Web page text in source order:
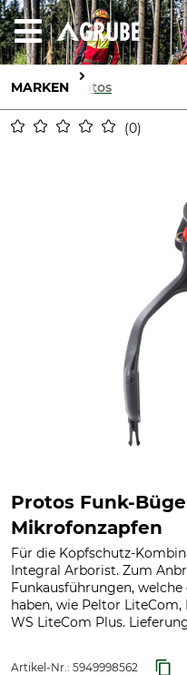
MARKEN Protos
0
Protos Funk-
Mikrofonzapfen
Für die Kopfschutz-
Integral Arborist. Zum
Funkausführungen,
haben, wie Peltor
WS LiteCom Plus.
Artikel-Nr.: 5949998562